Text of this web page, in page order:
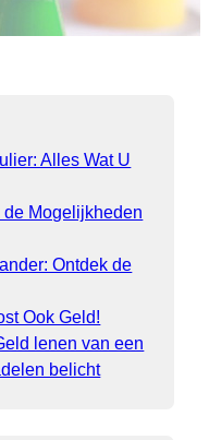
Alles Wat U
Mogelijkheden
Ontdek de
Ook Geld!
lenen van een
belicht